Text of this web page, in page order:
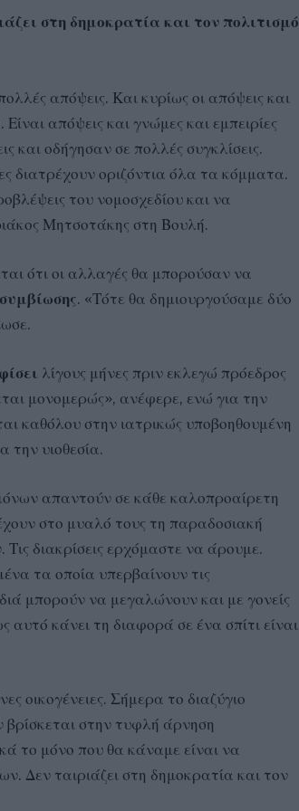
στη δημοκρατία και τον πολιτισμό
απόψεις. Και κυρίως οι απόψεις και
απόψεις και γνώμες και εμπειρίες
και οδήγησαν σε πολλές συγκλίσεις.
διατρέχουν οριζόντια όλα τα κόμματα.
του νομοσχεδίου και να
Μητσοτάκης στη Βουλή.
ότι οι αλλαγές θα μπορούσαν να
. «Τότε θα δημιουργούσαμε δύο
λίγους μήνες πριν εκλεγώ πρόεδρος
μονομερώς», ανέφερε, ενώ για την
καθόλου στην ιατρικώς υποβοηθουμένη
την υιοθεσία.
απαντούν σε κάθε καλοπροαίρετη
στο μυαλό τους τη παραδοσιακή
Τις διακρίσεις ερχόμαστε να άρουμε.
τα οποία υπερβαίνουν τις
μπορούν να μεγαλώνουν και με γονείς
κάνει τη διαφορά σε ένα σπίτι είναι
οικογένειες. Σήμερα το διαζύγιο
στην τυφλή άρνηση
το μόνο που θα κάναμε είναι να
Δεν ταιριάζει στη δημοκρατία και τον